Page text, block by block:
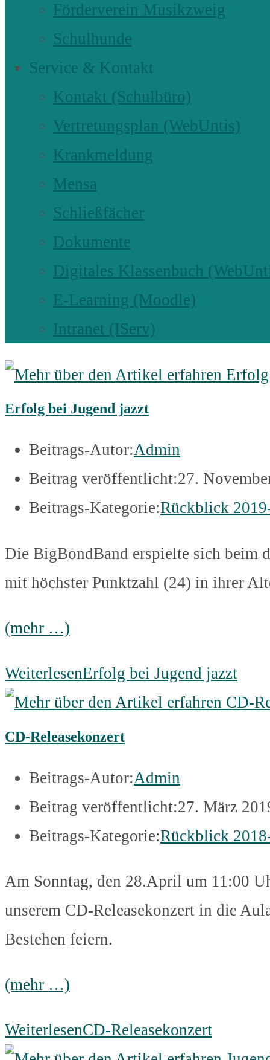
Förderverein Musikzweig
Schulhunde
Service & Kontakt
Kontakt (Schulbüro)
Vertretungsplan (WebUntis)
Krankmeldung
Mensa
Schließfächer
Dokumente
Digitales Klassenbuch
E-Learning (Moodle)
Intranet (IServ)
Erfolg bei Jugend jazzt
Beitrags-Autor:Admin
Beitrag veröffentlicht:27.
Beitrags-Kategorie:Rückblick
Die BigBondBand erspielte sich beim
mit höchster Punktzahl (24) in ihrer
(mehr …)
WeiterlesenErfolg bei Jugend jazzt
CD-Releasekonzert
Beitrags-Autor:Admin
Beitrag veröffentlicht:27. März
Beitrags-Kategorie:Rückblick
Am Sonntag, den 28.April um 11:00
unserem CD-Releasekonzert in die
Bestehen feiern.
(mehr …)
WeiterlesenCD-Releasekonzert